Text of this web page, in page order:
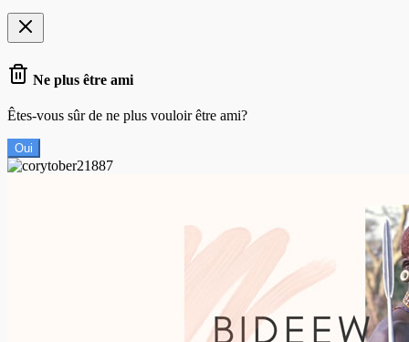
Ne plus être ami
Êtes-vous sûr de ne plus vouloir être ami?
Oui